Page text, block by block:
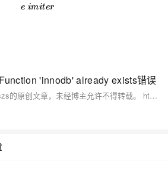
delimiter
'innodb' already exists错误
版权声明：本文为博主chszs的原创文章，未经博主允许不得转载。 https://blog.csdn.net/chszs/article/details/49469819 解决MySQL 5.6版的Function ‘innodb’ already exists错误 作者：chszs，转载需注明。